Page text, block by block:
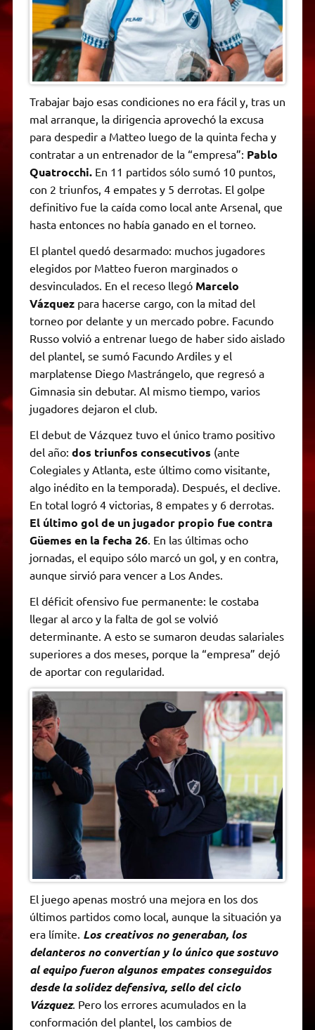
Trabajar bajo esas condiciones no era fácil y, tras un
mal arranque, la dirigencia aprovechó la excusa
para despedir a Matteo luego de la quinta fecha y
contratar a un entrenador de la “empresa”: Pablo
Quatrocchi.En 11 partidos sólo sumó 10 puntos,
con 2 triunfos, 4 empates y 5 derrotas. El golpe
definitivo fue la caída como local ante Arsenal, que
hasta entonces no había ganado en el torneo.
El plantel quedó desarmado: muchos jugadores
elegidos por Matteo fueron marginados o
desvinculados. En el receso llegó Marcelo
Vázquezpara hacerse cargo, con la mitad del
torneo por delante y un mercado pobre. Facundo
Russo volvió a entrenar luego de haber sido aislado
del plantel, se sumó Facundo Ardiles y el
marplatense Diego Mastrángelo, que regresó a
Gimnasia sin debutar. Al mismo tiempo, varios
jugadores dejaron el club.
El debut de Vázquez tuvo el único tramo positivo
del año: dos triunfos consecutivos (ante
Colegiales y Atlanta, este último como visitante,
algo inédito en la temporada). Después, el declive.
En total logró 4 victorias, 8 empates y 6 derrotas.
El último gol de un jugador propio fue contra
Güemes en la fecha 26. En las últimas ocho
jornadas, el equipo sólo marcó un gol, y en contra,
aunque sirvió para vencer a Los Andes.
El déficit ofensivo fue permanente: le costaba
llegar al arco y la falta de gol se volvió
determinante. A esto se sumaron deudas salariales
superiores a dos meses, porque la “empresa” dejó
de aportar con regularidad.
El juego apenas mostró una mejora en los dos
últimos partidos como local, aunque la situación ya
era límite. Los creativos no generaban, los
delanteros no convertían y lo único que sostuvo
al equipo fueron algunos empates conseguidos
desde la solidez defensiva, sello del ciclo
Vázquez. Pero los errores acumulados en la
conformación del plantel, los cambios de